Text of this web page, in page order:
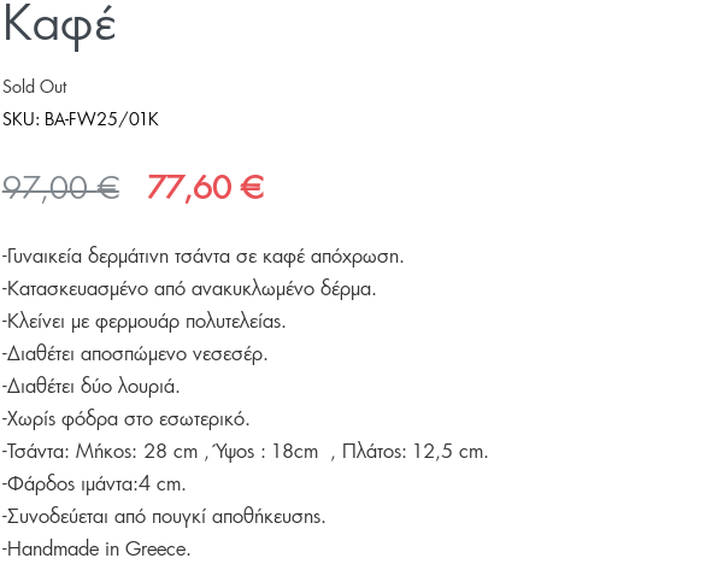
Καφέ
Sold Out
SKU: BA-FW25/01K
97,00€
Original
was:
97,00 €.
77,60€Η
τιμή
είναι:
77,60 €.
-Γυναικεία δερμάτινη τσάντα σε καφέ απόχρωση.
-Κατασκευασμένο από ανακυκλωμένο δέρμα.
-Κλείνει με φερμουάρ πολυτελείας.
-Διαθέτει αποσπώμενο νεσεσέρ.
-Διαθέτει δύο λουριά.
-Χωρίς φόδρα στο εσωτερικό.
-Τσάντα: Μήκος: 28 cm , Ύψος : 18cm , Πλάτος: 12,5 cm.
-Φάρδος ιμάντα:4 cm.
-Συνοδεύεται από πουγκί αποθήκευσης.
-Handmade in Greece.